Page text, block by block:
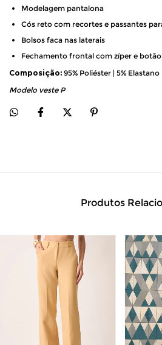
Modelagem pantalona
Cós reto com recortes e passantes
Bolsos faca nas laterais
Fechamento frontal com zíper e botão
Composição: 95% Poliéster | 5% Elastano
Modelo veste P
Produtos